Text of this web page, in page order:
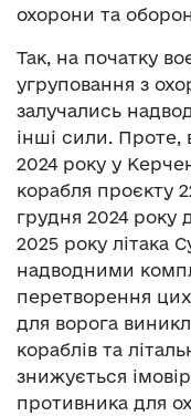
охорони та
Так, на початку
угруповання з
залучались
інші сили. Проте,
2024 року у
корабля проєкту
грудня 2024 року
2025 року літака
надводними
перетворення
для ворога
кораблів та
знижується
противника для